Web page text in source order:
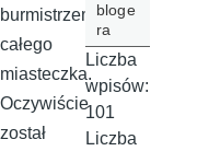
burmistrzem
całego
miasteczka.
Oczywiście
został
bloge
ra
Liczba
wpisów:
101
Liczba